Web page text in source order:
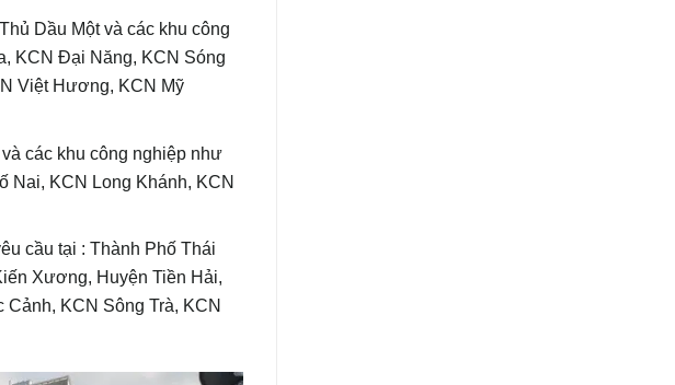
Dầu Một và các khu công
KCN Đại Năng, KCN Sóng
Việt Hương, KCN Mỹ
các khu công nghiệp như
Nai, KCN Long Khánh, KCN
cầu tại : Thành Phố Thái
Xương, Huyện Tiền Hải,
KCN Sông Trà, KCN